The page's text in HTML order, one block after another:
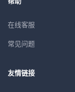
在线客服
常见问题
友情链接